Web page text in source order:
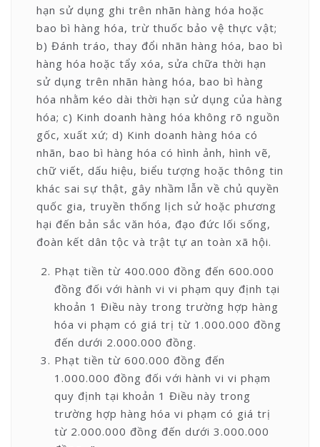
hạn sử dụng ghi trên nhãn hàng hóa hoặc
bao bì hàng hóa, trừ thuốc bảo vệ thực vật;
b) Đánh tráo, thay đổi nhãn hàng hóa, bao bì
hàng hóa hoặc tẩy xóa, sửa chữa thời hạn
sử dụng trên nhãn hàng hóa, bao bì hàng
hóa nhằm kéo dài thời hạn sử dụng của hàng
hóa; c) Kinh doanh hàng hóa không rõ nguồn
gốc, xuất xứ; d) Kinh doanh hàng hóa có
nhãn, bao bì hàng hóa có hình ảnh, hình vẽ,
chữ viết, dấu hiệu, biểu tượng hoặc thông tin
khác sai sự thật, gây nhầm lẫn về chủ quyền
quốc gia, truyền thống lịch sử hoặc phương
hại đến bản sắc văn hóa, đạo đức lối sống,
đoàn kết dân tộc và trật tự an toàn xã hội.
Phạt tiền từ 400.000 đồng đến 600.000
đồng đối với hành vi vi phạm quy định tại
khoản 1 Điều này trong trường hợp hàng
hóa vi phạm có giá trị từ 1.000.000 đồng
đến dưới 2.000.000 đồng.
Phạt tiền từ 600.000 đồng đến
1.000.000 đồng đối với hành vi vi phạm
quy định tại khoản 1 Điều này trong
trường hợp hàng hóa vi phạm có giá trị
từ 2.000.000 đồng đến dưới 3.000.000